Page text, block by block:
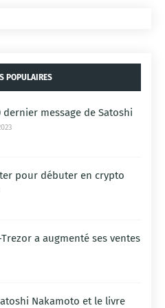
POPULAIRES
dernier message de Satoshi
pour débuter en crypto
a augmenté ses ventes
Nakamoto et le livre